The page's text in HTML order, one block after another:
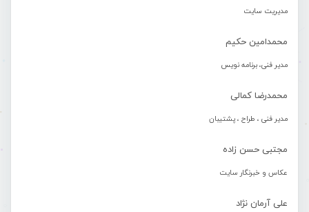
مدیریت سایت
محمدامین حکیم
مدیر فنی، برنامه نویس
محمدرضا کمالی
مدیر فنی ، طراح ، پشتیبان
مجتبی حسن زاده
عکاس و خبرنگار سایت
علی آرمان نژاد